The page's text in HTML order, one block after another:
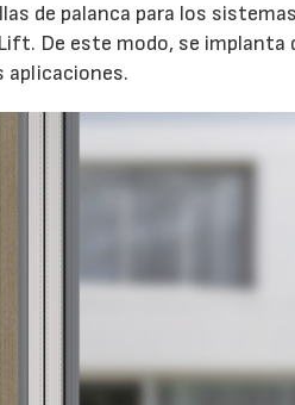
de palanca para los
De este modo, se implanta
aplicaciones.